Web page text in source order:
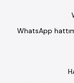
WhatsApp